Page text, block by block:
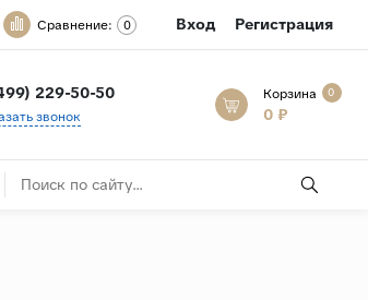
Сравнение: 0 Вход Регистрация
229-50-50
звонок
Корзина 0
0 ₽